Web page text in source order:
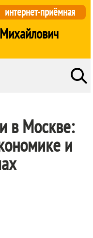
интернет-приёмная
в Москве:
и